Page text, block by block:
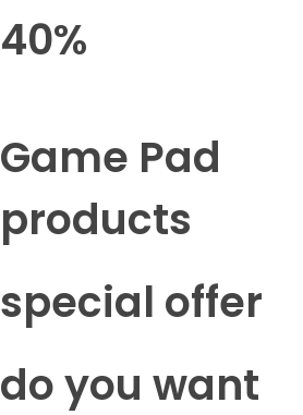
40%
Game Pad
products
special offer
do you want